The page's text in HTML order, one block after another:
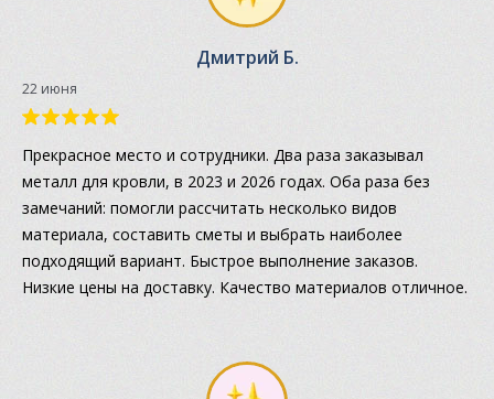
Дмитрий Б.
22 июня
Прекрасное место и сотрудники. Два раза заказывал
металл для кровли, в 2023 и 2026 годах. Оба раза без
замечаний: помогли рассчитать несколько видов
материала, составить сметы и выбрать наиболее
подходящий вариант. Быстрое выполнение заказов.
Низкие цены на доставку. Качество материалов отличное.